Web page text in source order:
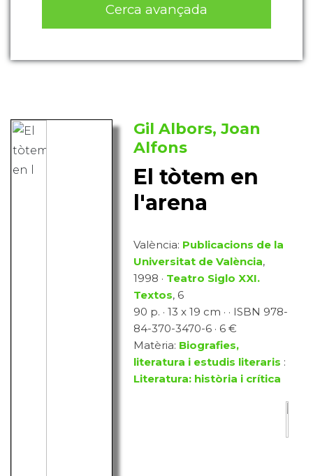
Cerca avançada
Gil Albors, Joan
Alfons
El tòtem en
l'arena
València: Publicacions de la
Universitat de València,
1998 · Teatro Siglo XXI.
Textos, 6
90 p. · 13 x 19 cm · · ISBN 978-
84-370-3470-6 · 6 €
Matèria: Biografies,
literatura i estudis literaris :
Literatura: història i crítica